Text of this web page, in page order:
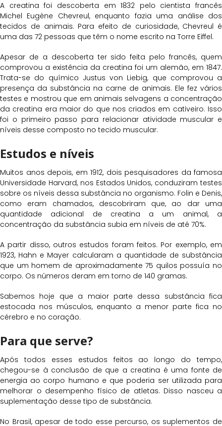
A creatina foi descoberta em 1832 pelo cientista francês
Michel Eugène Chevreul, enquanto fazia uma análise dos
tecidos de animais. Para efeito de curiosidade, Chevreul é
uma das 72 pessoas que têm o nome escrito na Torre Eiffel.
Apesar de a descoberta ter sido feita pelo francês, quem
comprovou a existência da creatina foi um alemão, em 1847.
Trata-se do químico Justus von Liebig, que comprovou a
presença da substância na carne de animais. Ele fez vários
testes e mostrou que em animais selvagens a concentração
da creatina era maior do que nos criados em cativeiro. Isso
foi o primeiro passo para relacionar atividade muscular e
níveis desse composto no tecido muscular.
Estudos e níveis
Muitos anos depois, em 1912, dois pesquisadores da famosa
Universidade Harvard, nos Estados Unidos, conduziram testes
sobre os níveis dessa substância no organismo. Folin e Denis,
como eram chamados, descobriram que, ao dar uma
quantidade adicional de creatina a um animal, a
concentração da substância subia em níveis de até 70%.
A partir disso, outros estudos foram feitos. Por exemplo, em
1923, Hahn e Mayer calcularam a quantidade de substância
que um homem de aproximadamente 75 quilos possuía no
corpo. Os números deram em torno de 140 gramas.
Sabemos hoje que a maior parte dessa substância fica
estocada nos músculos, enquanto a menor parte fica no
cérebro e no coração.
Para que serve?
Após todos esses estudos feitos ao longo do tempo,
chegou-se à conclusão de que a creatina é uma fonte de
energia ao corpo humano e que poderia ser utilizada para
melhorar o desempenho físico de atletas. Disso nasceu a
suplementação desse tipo de substância.
No Brasil, apesar de todo esse percurso, os suplementos de